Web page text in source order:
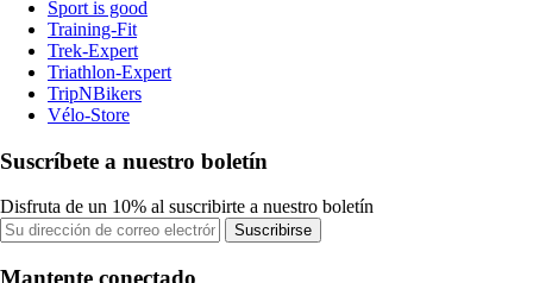
Sport is good
Training-Fit
Trek-Expert
Triathlon-Expert
TripNBikers
Vélo-Store
Suscríbete a nuestro boletín
Disfruta de un 10% al suscribirte a nuestro boletín
Suscribirse
Mantente conectado